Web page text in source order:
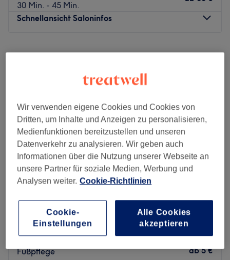
30 Min. - 45 Min.
Schnellansicht Saloninfos
Samstag
10:00– 19:30
Sonntag
Geschlossen
Du träumst von atemberaubenden Nägeln? Dann findest
du bei Hier Nails Beauty Salon garantiert den richtigen
Service für dich. Wähle unte einer Vielzahl von
Nagelmodellagen und Designs aus.
Nächste öffentliche Verkehrsmittel
Der Bahnhof Altona liegt nur vier Gehminuten vom Salon
entfernt.
Urban Spa - Ottensen
3137 Bewertungen
Altona Bahnhof, Hamburg
Auf Karte anzeigen
EXTRAS zur Basic 1 und 2 Pediküre und
Fußpflege
ab 5 €
Wir verwenden eigene Cookies und Cookies von
Dritten, um Inhalte und Anzeigen zu personalisieren,
Medienfunktionen bereitzustellen und unseren
Datenverkehr zu analysieren. Wir geben auch
Informationen über die Nutzung unserer Webseite an
unsere Partner für soziale Medien, Werbung und
Analysen weiter. Cookie-Richtlinien
Cookie-
Einstellungen
Alle Cookies
akzeptieren